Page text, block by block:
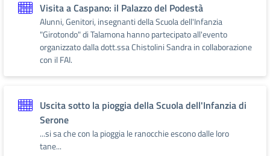
Visita a Caspano: il Palazzo del Podestà
Alunni, Genitori, insegnanti della Scuola dell'Infanzia
"Girotondo" di Talamona hanno partecipato all'evento
organizzato dalla dott.ssa Chistolini Sandra in collaborazione
con il FAI.
Uscita sotto la pioggia della Scuola dell'Infanzia di
Serone
...si sa che con la pioggia le ranocchie escono dalle loro
tane...